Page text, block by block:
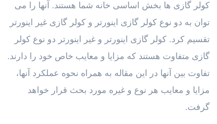
کولر گازی ها بخش اساسی خانه شما هستند. آنها را می
توان به دو نوع کولر گازی اینورتر و کولر گازی غیر اینورتر
تقسیم کرد. کولر گازی اینورتر و غیر اینورتر دو نوع کولر
گازی متفاوت هستند که مزایا و معایب خاص خود را دارند.
تفاوت بین آنها در این مقاله به همراه نحوه عملکرد آنها،
مزایا و معایب هر نوع و غیره مورد بحث قرار خواهد
گرفت.